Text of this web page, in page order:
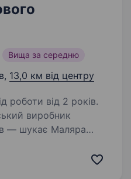
Вища за середню
13,0 км від центру
роботи від 2 років.
виробник
— шукає Маляра